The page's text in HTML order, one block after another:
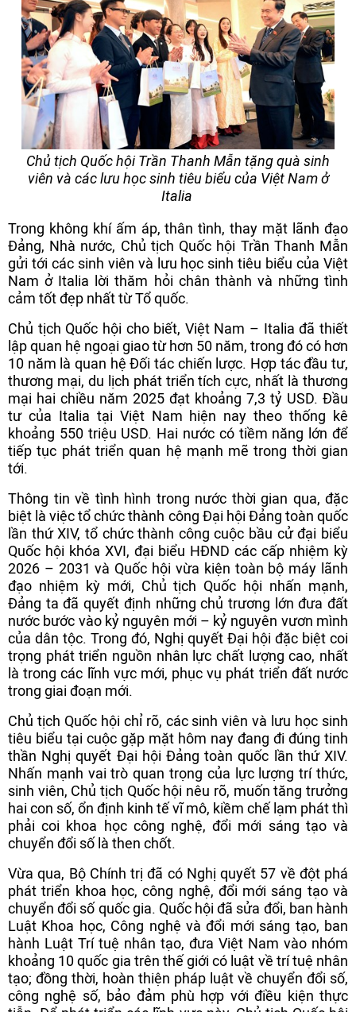
Chủ tịch Quốc hội Trần Thanh Mẫn tặng quà sinh
viên và các lưu học sinh tiêu biểu của Việt Nam ở
Italia
Trong không khí ấm áp, thân tình, thay mặt lãnh đạo
Đảng, Nhà nước, Chủ tịch Quốc hội Trần Thanh Mẫn
gửi tới các sinh viên và lưu học sinh tiêu biểu của Việt
Nam ở Italia lời thăm hỏi chân thành và những tình
cảm tốt đẹp nhất từ Tổ quốc.
Chủ tịch Quốc hội cho biết, Việt Nam – Italia đã thiết
lập quan hệ ngoại giao từ hơn 50 năm, trong đó có hơn
10 năm là quan hệ Đối tác chiến lược. Hợp tác đầu tư,
thương mại, du lịch phát triển tích cực, nhất là thương
mại hai chiều năm 2025 đạt khoảng 7,3 tỷ USD. Đầu
tư của Italia tại Việt Nam hiện nay theo thống kê
khoảng 550 triệu USD. Hai nước có tiềm năng lớn để
tiếp tục phát triển quan hệ mạnh mẽ trong thời gian
tới.
Thông tin về tình hình trong nước thời gian qua, đặc
biệt là việc tổ chức thành công Đại hội Đảng toàn quốc
lần thứ XIV, tổ chức thành công cuộc bầu cử đại biểu
Quốc hội khóa XVI, đại biểu HĐND các cấp nhiệm kỳ
2026 – 2031 và Quốc hội vừa kiện toàn bộ máy lãnh
đạo nhiệm kỳ mới, Chủ tịch Quốc hội nhấn mạnh,
Đảng ta đã quyết định những chủ trương lớn đưa đất
nước bước vào kỷ nguyên mới – kỷ nguyên vươn mình
của dân tộc. Trong đó, Nghị quyết Đại hội đặc biệt coi
trọng phát triển nguồn nhân lực chất lượng cao, nhất
là trong các lĩnh vực mới, phục vụ phát triển đất nước
trong giai đoạn mới.
Chủ tịch Quốc hội chỉ rõ, các sinh viên và lưu học sinh
tiêu biểu tại cuộc gặp mặt hôm nay đang đi đúng tinh
thần Nghị quyết Đại hội Đảng toàn quốc lần thứ XIV.
Nhấn mạnh vai trò quan trọng của lực lượng trí thức,
sinh viên, Chủ tịch Quốc hội nêu rõ, muốn tăng trưởng
hai con số, ổn định kinh tế vĩ mô, kiềm chế lạm phát thì
phải coi khoa học công nghệ, đổi mới sáng tạo và
chuyển đổi số là then chốt.
Vừa qua, Bộ Chính trị đã có Nghị quyết 57 về đột phá
phát triển khoa học, công nghệ, đổi mới sáng tạo và
chuyển đổi số quốc gia. Quốc hội đã sửa đổi, ban hành
Luật Khoa học, Công nghệ và đổi mới sáng tạo, ban
hành Luật Trí tuệ nhân tạo, đưa Việt Nam vào nhóm
khoảng 10 quốc gia trên thế giới có luật về trí tuệ nhân
tạo; đồng thời, hoàn thiện pháp luật về chuyển đổi số,
công nghệ số, bảo đảm phù hợp với điều kiện thực